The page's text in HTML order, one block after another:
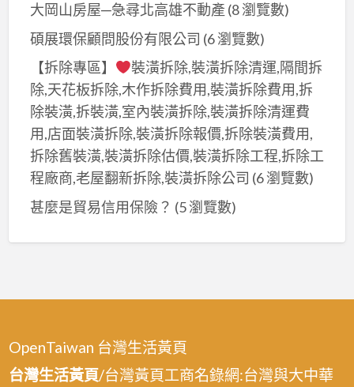
大岡山房屋─急尋北高雄不動產 (8 瀏覽數)
碩展環保顧問股份有限公司 (6 瀏覽數)
【拆除專區】
裝潢拆除,裝潢拆除清運,隔間拆
除,天花板拆除,木作拆除費用,裝潢拆除費用,拆
除裝潢,拆裝潢,室內裝潢拆除,裝潢拆除清運費
用,店面裝潢拆除,裝潢拆除報價,拆除裝潢費用,
拆除舊裝潢,裝潢拆除估價,裝潢拆除工程,拆除工
程廠商,老屋翻新拆除,裝潢拆除公司 (6 瀏覽數)
甚麼是貿易信用保險？ (5 瀏覽數)
OpenTaiwan 台灣生活黃頁
台灣生活黃頁/台灣黃頁工商名錄網:台灣與大中華